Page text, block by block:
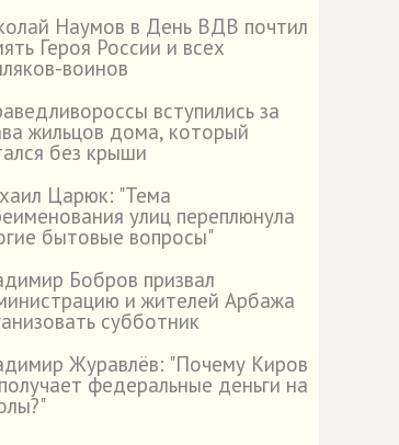
Наумов в День ВДВ почтил
Героя России и всех
воинов
вступились за
жильцов дома, который
без крыши
Царюк: "Тема
улиц переплюнула
бытовые вопросы"
Бобров призвал
и жителей Арбажа
субботник
Журавлёв: "Почему Киров
федеральные деньги на